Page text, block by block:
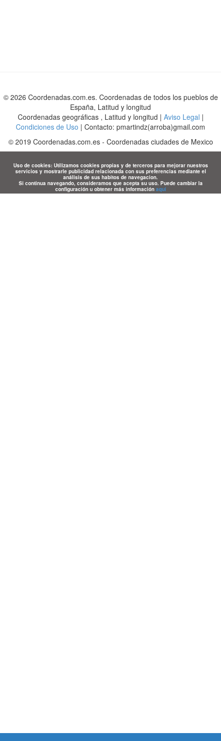
© 2026 Coordenadas.com.es. Coordenadas de todos los pueblos de
España, Latitud y longitud
Coordenadas geográficas , Latitud y longitud | Aviso Legal |
Condiciones de Uso | Contacto: pmartindz(arroba)gmail.com
© 2019 Coordenadas.com.es- Coordenadas ciudades de Mexico
Uso de cookies: Utilizamos cookies propias y de terceros para mejorar nuestros
servicios y mostrarle publicidad relacionada con sus preferencias mediante el
análisis de sus habitos de navegacion.
Si continua navegando, consideramos que acepta su uso. Puede cambiar la
configuración u obtener más información aqui